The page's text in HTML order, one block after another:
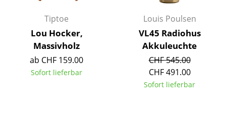
Betten
Doppelbetten
Einzelbetten
Tiptoe
Lou Hocker,
Massivholz
ab CHF 159.00
Sofort lieferbar
Louis Poulsen
VL45 Radiohus
Akkuleuchte
CHF 545.00
CHF 491.00
Sofort lieferbar